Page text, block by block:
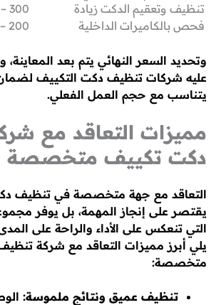
تنظيف وتعقيم الدكت زيادة
300 – 600 ريال
فحص بالكاميرات الداخلية
200 – 400 ريال
وتحديد السعر النهائي يتم بعد المعاينة،
عليه شركات تنظيف دكت التكييف
يتناسب مع حجم العمل الفعلي.
مميزات التعاقد مع
دكت تكييف متخصصة
التعاقد مع جهة متخصصة في تنظيف
يقتصر على إنجاز المهمة، بل يوفر
التي تنعكس على الأداء والراحة على
يلي أبرز مميزات التعاقد مع شركة
متخصصة:
تنظيف عميق ونتائج ملموسة: